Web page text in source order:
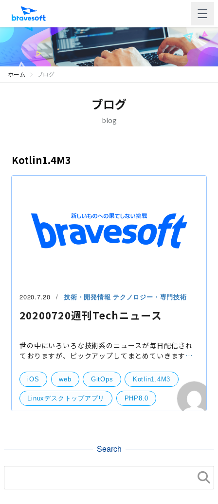
ホーム ブログ
ブログ
blog
Kotlin1.4M3
2020.7.20 技術・開発情報 テクノロジー・専門技術
20200720週刊Techニュース
世の中にいろいろな技術系のニュースが毎日配信され
ておりますが、ピックアップしてまとめていきます。
事によると以下の状況になるようです。Windows上で
PHPを運
iOS web GitOps Kotlin1.4M3
Linuxデスクトップアプリ PHP8.0
Search